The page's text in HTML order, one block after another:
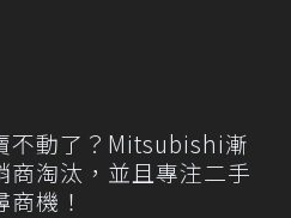
不動了？Mitsubishi漸
商淘汰，並且專注二手
商機！